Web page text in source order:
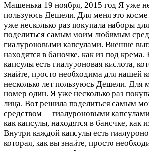
Машенька 19 ноября, 2015 год Я уже
пользуюсь Дешели. Для меня это
уже несколько раз покупала наборы
поделиться самым моим любимым
гиалуроновыми капсулами. Внешне
находятся в баночке, как из под
капсулы есть гиалуроновая кислота,
знайте, просто необходима для нашей
несколько лет пользуюсь Дешели. Для
номер один. Я уже несколько раз
лица. Вот решила поделиться самым
средством —гиалуроновыми
как капсулы, находятся в баночке, как
Внутри каждой капсулы есть
которая, как вы знайте, просто